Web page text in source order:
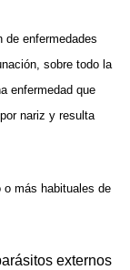
de enfermedades
sobre todo la
enfermedad que
nariz y resulta
o más habituales de
externos